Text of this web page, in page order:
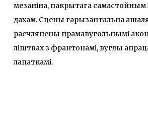
мезаніна, пакрытага
дахам. Сцены гарызантальна
расчлянены прамавугольнымі
ліштвах з франтонамі, вуглы
лапаткамі.